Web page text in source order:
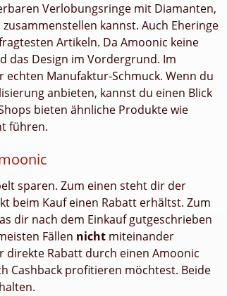
Verlobungsringe mit Diamanten,
kannst. Auch Eheringe
Artikeln. Da Amoonic keine
das Design im Vordergrund. Im
Manufaktur-Schmuck. Wenn du
anbieten, kannst du einen Blick
bieten ähnliche Produkte wie
führen.
sparen. Zum einen steht dir der
beim Kauf einen Rabatt erhältst. Zum
dir nach dem Einkauf gutgeschrieben
Fällen nicht miteinander
direkte Rabatt durch einen Amoonic
Cashback profitieren möchtest. Beide